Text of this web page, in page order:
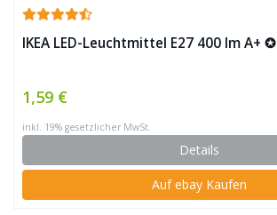
IKEA LED-Leuchtmittel E27 400 lm A+ ✪
1,59 €
inkl. 19% gesetzlicher MwSt.
Details
Auf ebay Kaufen